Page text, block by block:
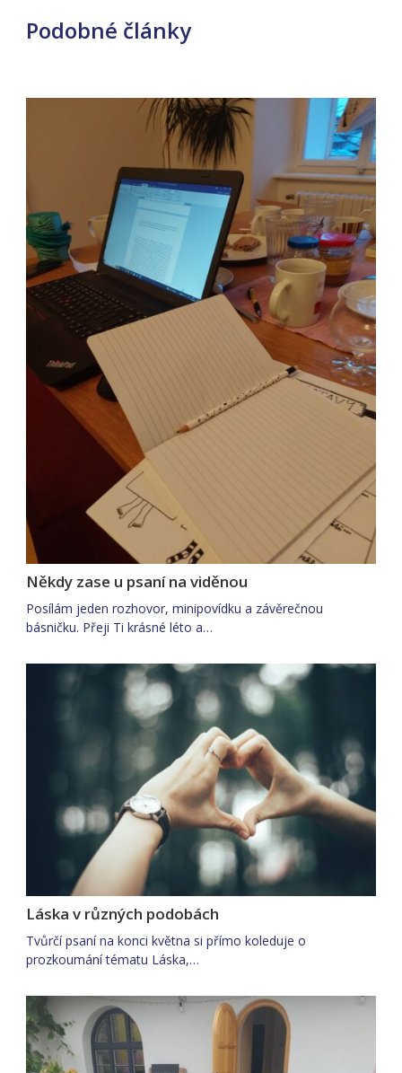
Podobné články
Někdy zase u psaní na viděnou
Posílám jeden rozhovor, minipovídku a závěrečnou
básničku. Přeji Ti krásné léto a…
Láska v různých podobách
Tvůrčí psaní na konci května si přímo koleduje o
prozkoumání tématu Láska,…